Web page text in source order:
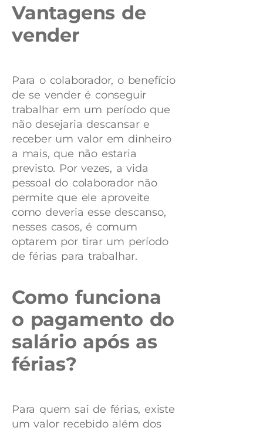
Vantagens de
vender
Para o colaborador, o benefício
de se vender é conseguir
trabalhar em um período que
não desejaria descansar e
receber um valor em dinheiro
a mais, que não estaria
previsto. Por vezes, a vida
pessoal do colaborador não
permite que ele aproveite
como deveria esse descanso,
nesses casos, é comum
optarem por tirar um período
de férias para trabalhar.
Como funciona
o pagamento do
salário após as
férias?
Para quem sai de férias, existe
um valor recebido além dos